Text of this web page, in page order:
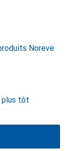
Noreve
plus tôt